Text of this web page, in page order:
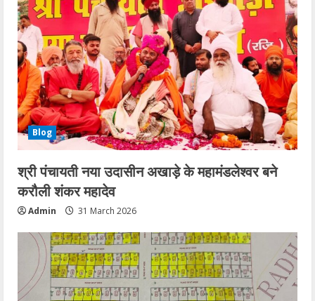
Blog
श्री पंचायती नया उदासीन अखाड़े के महामंडलेश्वर बने
करौली शंकर महादेव
Admin 31 March 2026